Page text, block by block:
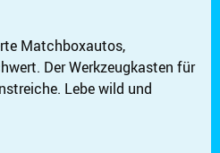
Matchboxautos,
Der Werkzeugkasten für
Lebe wild und